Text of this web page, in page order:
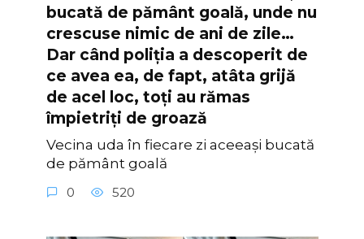
bucată de pământ goală, unde nu
crescuse nimic de ani de zile…
Dar când poliția a descoperit de
ce avea ea, de fapt, atâta grijă
de acel loc, toți au rămas
împietriți de groază
Vecina uda în fiecare zi aceeași bucată
de pământ goală
0 520